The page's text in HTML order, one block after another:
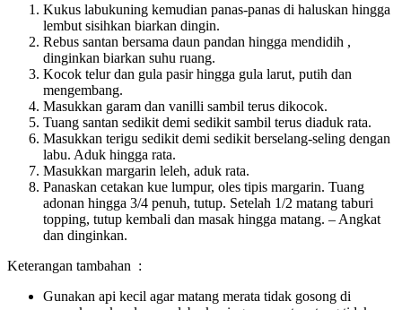
Kukus labukuning kemudian panas-panas di haluskan hingga
lembut sisihkan biarkan dingin.
Rebus santan bersama daun pandan hingga mendidih ,
dinginkan biarkan suhu ruang.
Kocok telur dan gula pasir hingga gula larut, putih dan
mengembang.
Masukkan garam dan vanilli sambil terus dikocok.
Tuang santan sedikit demi sedikit sambil terus diaduk rata.
Masukkan terigu sedikit demi sedikit berselang-seling dengan
labu. Aduk hingga rata.
Masukkan margarin leleh, aduk rata.
Panaskan cetakan kue lumpur, oles tipis margarin. Tuang
adonan hingga 3/4 penuh, tutup. Setelah 1/2 matang taburi
topping, tutup kembali dan masak hingga matang. – Angkat
dan dinginkan.
Keterangan tambahan :
Gunakan api kecil agar matang merata tidak gosong di